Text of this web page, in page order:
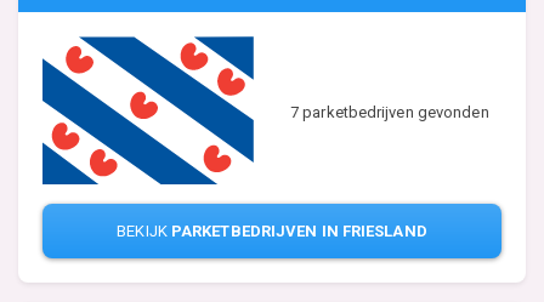
7 parketbedrijven gevonden
BEKIJK PARKETBEDRIJVEN IN FRIESLAND